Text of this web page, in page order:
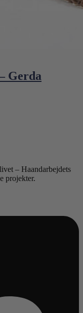
Gerda
– Haandarbejdets
projekter.